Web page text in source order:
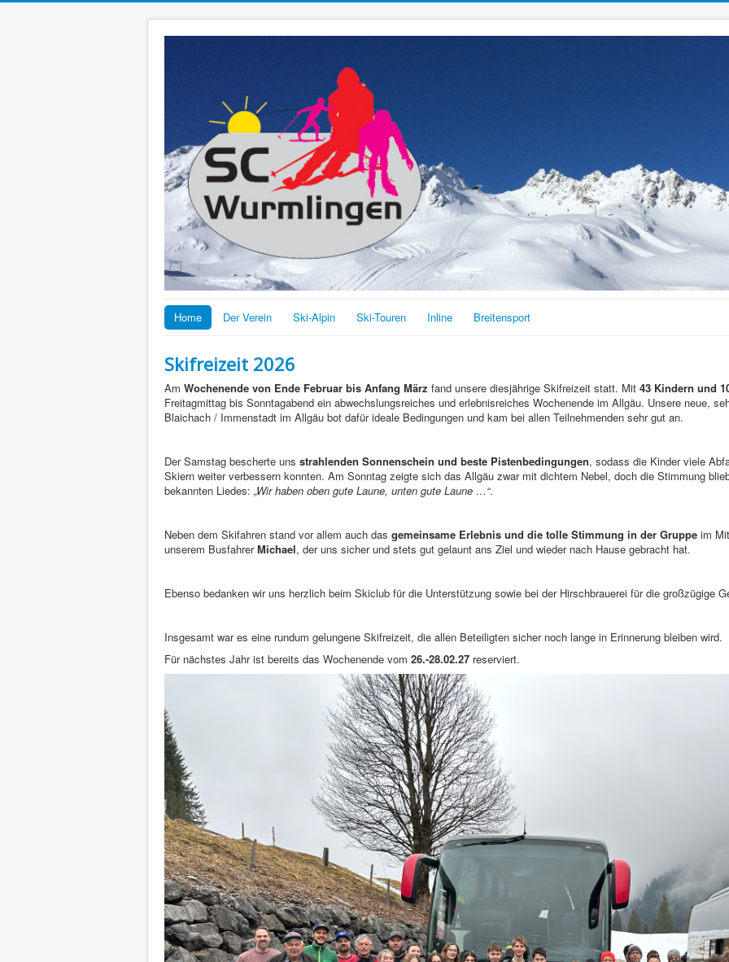
Home Der Verein Ski-Alpin Ski-Touren Inline Breitensport
Skifreizeit 2026
Am Wochenende von Ende Februar bis Anfang März fand unsere diesjährige Skifreizeit statt. Mit 43 Kindern und
Freitagmittag bis Sonntagabend ein abwechslungsreiches und erlebnisreiches Wochenende im Allgäu. Unsere neue,
Blaichach / Immenstadt im Allgäu bot dafür ideale Bedingungen und kam bei allen Teilnehmenden sehr gut an.
Der Samstag bescherte uns strahlenden Sonnenschein und beste Pistenbedingungen, sodass die Kinder viele
Skiern weiter verbessern konnten. Am Sonntag zeigte sich das Allgäu zwar mit dichtem Nebel, doch die Stimmung
bekannten Liedes: „Wir haben oben gute Laune, unten gute Laune …“.
Neben dem Skifahren stand vor allem auch das gemeinsame Erlebnis und die tolle Stimmung in der Gruppe im
unserem BusfahrerMichael, der uns sicher und stets gut gelaunt ans Ziel und wieder nach Hause gebracht hat.
Ebenso bedanken wir uns herzlich beim Skiclub für die Unterstützung sowie bei der Hirschbrauerei für die großzügige
Insgesamt war es eine rundum gelungene Skifreizeit, die allen Beteiligten sicher noch lange in Erinnerung bleiben wird.
Für nächstes Jahr ist bereits das Wochenende vom 26.-28.02.27 reserviert.